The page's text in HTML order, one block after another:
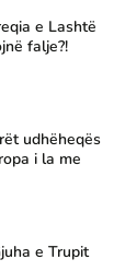
e Lashtë
falje?!
udhëheqës
i la me
e Trupit